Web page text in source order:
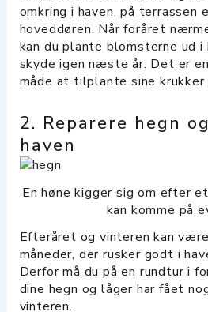
omkring i haven, på terrassen
hoveddøren. Når foråret
kan du plante blomsterne ud i
skyde igen næste år. Det er
måde at tilplante sine krukker
2. Reparere hegn
haven
En høne kigger sig om efter
kan komme på
Efteråret og vinteren kan
måneder, der rusker godt i
Derfor må du på en rundtur i
dine hegn og låger har fået
vinteren.